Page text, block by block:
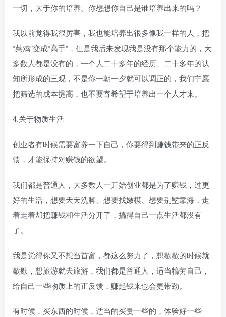
一切，大于你的培养。你想想你自己是谁培养出来的吗？
我以前觉得我很厉害，我也能培养出很多像我一样的人，把
“菜鸡”变成“高手”，但是我后来发现我是没有那个能力的，大
多数人都是没有的，一个人二十多年的经历、二十多年的认
知所形成的三观，不是你一朝一夕就可以调正的，我们宁愿
把筛选的成本提高，也不要寄希望于培养出一个人才来。
4.关于物质生活
创业者有时候需要富养一下自己，你要得到赚钱带来的正反
馈，才能保持对赚钱的欲望。
我们都是普通人，大多数人一开始创业都是为了赚钱，过更
好的生活，想要天天洗脚、想要找嫩模、想要别墅靠海，走
着走着却把赚钱和生活分开了，搞得自己一点生活都没有
了。
我是觉得你又不想当首富，都这么努力了，想歇歇的时候就
歇歇，想旅游就去旅游，我们都是普通人，适当犒劳自己，
给自己一些物质上的正反馈，赚起钱来也会更带劲。
有时候，买东西的时候，适当的买贵一些的，体验好一些